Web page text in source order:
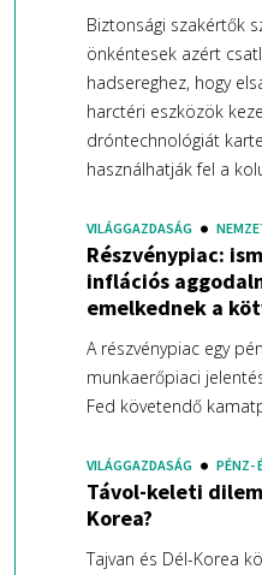
Biztonsági szakértők
önkéntesek azért
hadsereghez, hogy
harctéri eszközök
dróntechnológiát
használhatják fel a
VILÁGGAZDASÁG
Részvénypiac:
inflációs
emelkednek a
A részvénypiac egy
munkaerőpiaci
Fed követendő
VILÁGGAZDASÁG PÉNZ-
Távol-keleti
Korea?
Tajvan és Dél-Korea